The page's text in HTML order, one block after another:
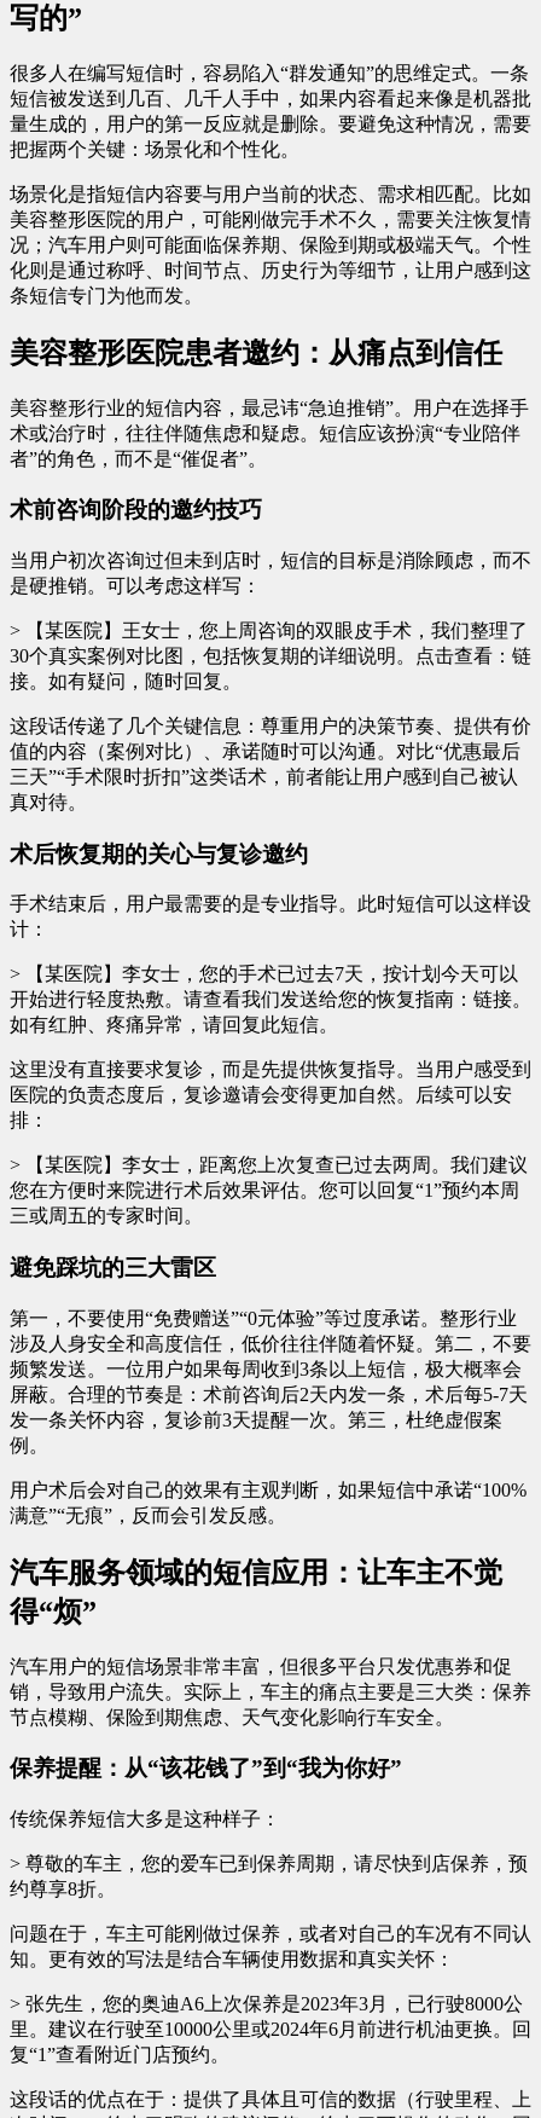
写的”
很多人在编写短信时，容易陷入“群发通知”的思维定式。一条
短信被发送到几百、几千人手中，如果内容看起来像是机器批
量生成的，用户的第一反应就是删除。要避免这种情况，需要
把握两个关键：场景化和个性化。
场景化是指短信内容要与用户当前的状态、需求相匹配。比如
美容整形医院的用户，可能刚做完手术不久，需要关注恢复情
况；汽车用户则可能面临保养期、保险到期或极端天气。个性
化则是通过称呼、时间节点、历史行为等细节，让用户感到这
条短信专门为他而发。
美容整形医院患者邀约：从痛点到信任
美容整形行业的短信内容，最忌讳“急迫推销”。用户在选择手
术或治疗时，往往伴随焦虑和疑虑。短信应该扮演“专业陪伴
者”的角色，而不是“催促者”。
术前咨询阶段的邀约技巧
当用户初次咨询过但未到店时，短信的目标是消除顾虑，而不
是硬推销。可以考虑这样写：
> 【某医院】王女士，您上周咨询的双眼皮手术，我们整理了
30个真实案例对比图，包括恢复期的详细说明。点击查看：链
接。如有疑问，随时回复。
这段话传递了几个关键信息：尊重用户的决策节奏、提供有价
值的内容（案例对比）、承诺随时可以沟通。对比“优惠最后
三天”“手术限时折扣”这类话术，前者能让用户感到自己被认
真对待。
术后恢复期的关心与复诊邀约
手术结束后，用户最需要的是专业指导。此时短信可以这样设
计：
> 【某医院】李女士，您的手术已过去7天，按计划今天可以
开始进行轻度热敷。请查看我们发送给您的恢复指南：链接。
如有红肿、疼痛异常，请回复此短信。
这里没有直接要求复诊，而是先提供恢复指导。当用户感受到
医院的负责态度后，复诊邀请会变得更加自然。后续可以安
排：
> 【某医院】李女士，距离您上次复查已过去两周。我们建议
您在方便时来院进行术后效果评估。您可以回复“1”预约本周
三或周五的专家时间。
避免踩坑的三大雷区
第一，不要使用“免费赠送”“0元体验”等过度承诺。整形行业
涉及人身安全和高度信任，低价往往伴随着怀疑。第二，不要
频繁发送。一位用户如果每周收到3条以上短信，极大概率会
屏蔽。合理的节奏是：术前咨询后2天内发一条，术后每5-7天
发一条关怀内容，复诊前3天提醒一次。第三，杜绝虚假案
例。
用户术后会对自己的效果有主观判断，如果短信中承诺“100%
满意”“无痕”，反而会引发反感。
汽车服务领域的短信应用：让车主不觉
得“烦”
汽车用户的短信场景非常丰富，但很多平台只发优惠券和促
销，导致用户流失。实际上，车主的痛点主要是三大类：保养
节点模糊、保险到期焦虑、天气变化影响行车安全。
保养提醒：从“该花钱了”到“我为你好”
传统保养短信大多是这种样子：
> 尊敬的车主，您的爱车已到保养周期，请尽快到店保养，预
约尊享8折。
问题在于，车主可能刚做过保养，或者对自己的车况有不同认
知。更有效的写法是结合车辆使用数据和真实关怀：
> 张先生，您的奥迪A6上次保养是2023年3月，已行驶8000公
里。建议在行驶至10000公里或2024年6月前进行机油更换。回
复“1”查看附近门店预约。
这段话的优点在于：提供了具体且可信的数据（行驶里程、上